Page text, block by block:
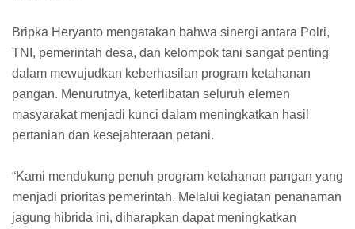
Bripka Heryanto mengatakan bahwa sinergi antara Polri,
TNI, pemerintah desa, dan kelompok tani sangat penting
dalam mewujudkan keberhasilan program ketahanan
pangan. Menurutnya, keterlibatan seluruh elemen
masyarakat menjadi kunci dalam meningkatkan hasil
pertanian dan kesejahteraan petani.
“Kami mendukung penuh program ketahanan pangan yang
menjadi prioritas pemerintah. Melalui kegiatan penanaman
jagung hibrida ini, diharapkan dapat meningkatkan